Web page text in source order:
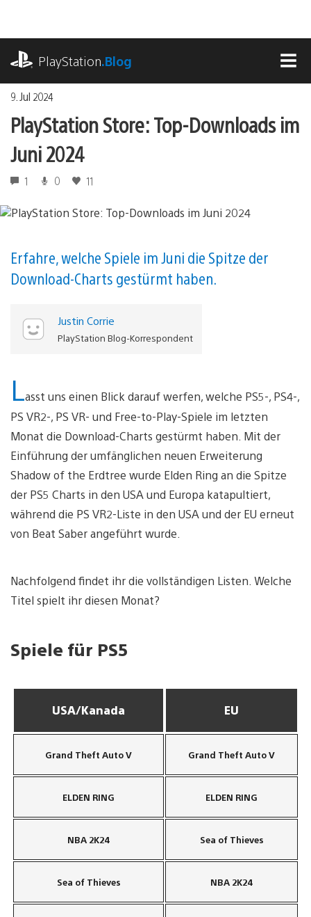
springen
PlayStation.Blog
9. Jul 2024
PlayStation Store: Top-Downloads im
Juni 2024
1 0 11
Erfahre, welche Spiele im Juni die Spitze der
Download-Charts gestürmt haben.
Justin Corrie
PlayStation Blog-Korrespondent
Lasst uns einen Blick darauf werfen, welche PS5-, PS4-,
PS VR2-, PS VR- und Free-to-Play-Spiele im letzten
Monat die Download-Charts gestürmt haben. Mit der
Einführung der umfänglichen neuen Erweiterung
Shadow of the Erdtree wurde Elden Ring an die Spitze
der PS5 Charts in den USA und Europa katapultiert,
während die PS VR2-Liste in den USA und der EU erneut
von Beat Saber angeführt wurde.
Nachfolgend findet ihr die vollständigen Listen. Welche
Titel spielt ihr diesen Monat?
Spiele für PS5
USA/Kanada EU
Grand Theft Auto V Grand Theft Auto V
ELDEN RING ELDEN RING
NBA 2K24 Sea of Thieves
Sea of Thieves NBA 2K24